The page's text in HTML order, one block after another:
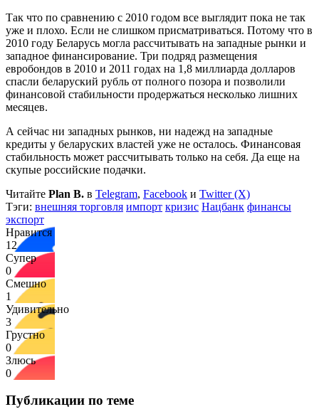
Так что по сравнению с 2010 годом все выглядит пока не так
уже и плохо. Если не слишком присматриваться. Потому что в
2010 году Беларусь могла рассчитывать на западные рынки и
западное финансирование. Три подряд размещения
евробондов в 2010 и 2011 годах на 1,8 миллиарда долларов
спасли беларуский рубль от полного позора и позволили
финансовой стабильности продержаться несколько лишних
месяцев.
А сейчас ни западных рынков, ни надежд на западные
кредиты у беларуских властей уже не осталось. Финансовая
стабильность может рассчитывать только на себя. Да еще на
скупые российские подачки.
Читайте Plan B. в Telegram, Facebook и Twitter (X)
Тэги: внешняя торговля импорт кризис Нацбанк финансы
экспорт
Нравится
12
Супер
0
Смешно
1
Удивительно
3
Грустно
0
Злюсь
0
Публикации по теме